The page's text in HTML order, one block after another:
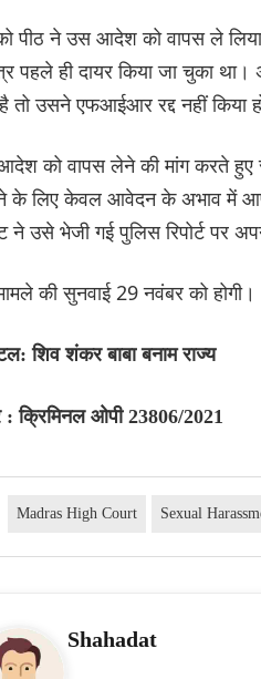
पीठ ने उस आदेश को वापस ले
पहले ही दायर किया जा चुका था।
तो उसने एफआईआर रद्द नहीं किया
को वापस लेने की मांग करते हुए
के लिए केवल आवेदन के अभाव में
ने उसे भेजी गई पुलिस रिपोर्ट पर
की सुनवाई 29 नवंबर को होगी।
शिव शंकर बाबा बनाम राज्य
क्रिमिनल ओपी 23806/2021
Madras High Court Sexual
Shahadat